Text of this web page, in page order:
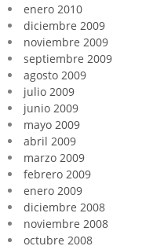
enero 2010
diciembre 2009
noviembre 2009
septiembre 2009
agosto 2009
julio 2009
junio 2009
mayo 2009
abril 2009
marzo 2009
febrero 2009
enero 2009
diciembre 2008
noviembre 2008
octubre 2008